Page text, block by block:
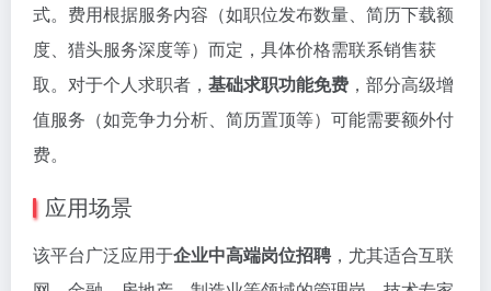
式。费用根据服务内容（如职位发布数量、简历下载额
度、猎头服务深度等）而定，具体价格需联系销售获
取。对于个人求职者， 基础求职功能免费 ，部分高级增
值服务（如竞争力分析、简历置顶等）可能需要额外付
费。
应用场景
该平台广泛应用于企业中高端岗位招聘，尤其适合互联